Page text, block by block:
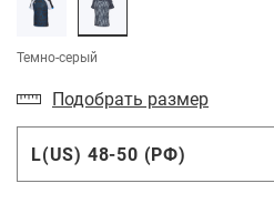
Темно-серый
Подобрать размер
L(US) 48-50 (РФ)